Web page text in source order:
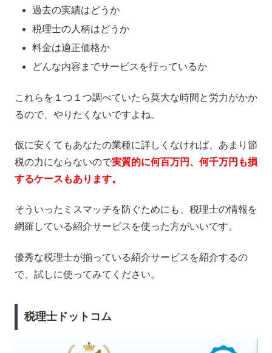
過去の実績はどうか
税理士の人柄はどうか
料金は適正価格か
どんな内容までサービスを行っているか
これらを１つ１つ調べていたら莫大な時間と労力がかか
るので、やりたくないですよね。
仮に安くてもあなたの業種に詳しくなければ、あまり節
税の力にならないので実質的に何百万円、何千万円も損
するケースもあります。
そういったミスマッチを防ぐためにも、税理士の情報を
網羅している紹介サービスを使った方がいいです。
優秀な税理士が揃っている紹介サービスを紹介するの
で、試しに使ってみてください。
税理士ドットコム